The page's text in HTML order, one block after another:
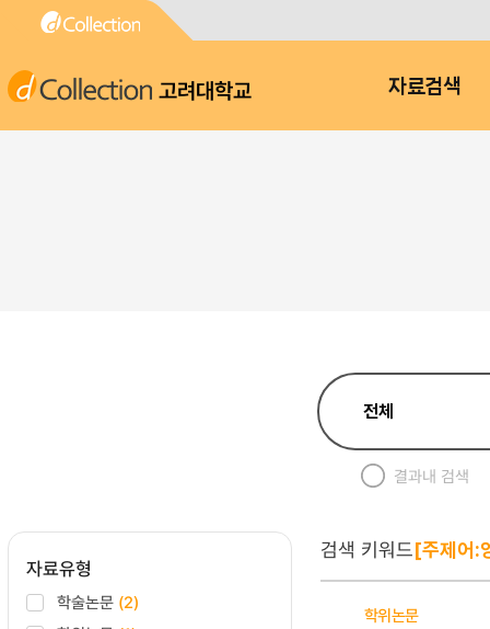
고려대학교 자료검색
결과내 검색
자료유형
학술논문 (2)
검색 키워드[주제어:
학위논문